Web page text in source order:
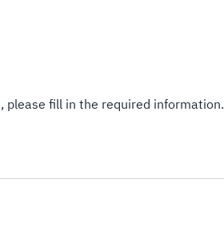
please fill in the required information.